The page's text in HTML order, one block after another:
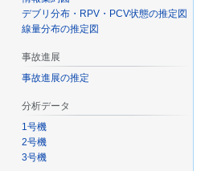
デブリ分布・RPV・PCV状態の推定図
線量分布の推定図
事故進展
事故進展の推定
分析データ
1号機
2号機
3号機